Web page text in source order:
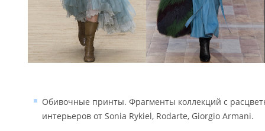
Обивочные принты. Фрагменты коллекций с
интерьеров от Sonia Rykiel, Rodarte, Giorgio Armani.